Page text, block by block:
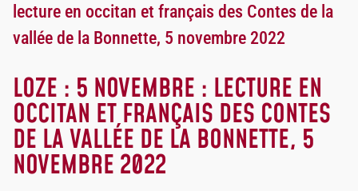
lecture en occitan et français des Contes de la
vallée de la Bonnette, 5 novembre 2022
LOZE : 5 NOVEMBRE : LECTURE EN
OCCITAN ET FRANÇAIS DES CONTES
DE LA VALLÉE DE LA BONNETTE, 5
NOVEMBRE 2022